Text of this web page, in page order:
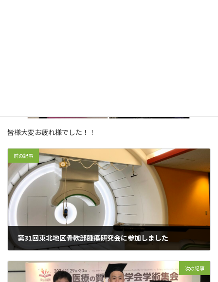
皆様大変お疲れ様でした！！
前の記事
第31回東北地区骨軟部腫瘍研究会に参加しました
次の記事